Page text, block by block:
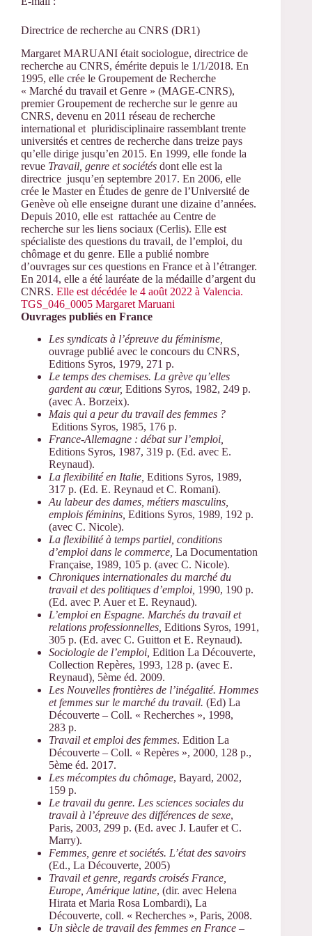
Directrice de recherche au CNRS (DR1)
Margaret MARUANI était sociologue, directrice de
recherche au CNRS, émérite depuis le 1/1/2018. En
1995, elle crée le Groupement de Recherche
« Marché du travail et Genre » (MAGE-CNRS),
premier Groupement de recherche sur le genre au
CNRS, devenu en 2011 réseau de recherche
international et pluridisciplinaire rassemblant trente
universités et centres de recherche dans treize pays
qu’elle dirige jusqu’en 2015. En 1999, elle fonde la
revue Travail, genre et sociétés dont elle est la
directrice jusqu’en septembre 2017. En 2006, elle
crée le Master en Études de genre de l’Université de
Genève où elle enseigne durant une dizaine d’années.
Depuis 2010, elle est rattachée au Centre de
recherche sur les liens sociaux (Cerlis). Elle est
spécialiste des questions du travail, de l’emploi, du
chômage et du genre. Elle a publié nombre
d’ouvrages sur ces questions en France et à l’étranger.
En 2014, elle a été lauréate de la médaille d’argent du
CNRS. Elle est décédée le 4 août 2022 à Valencia.
TGS_046_0005 Margaret Maruani
Ouvrages publiés en France
Les syndicats à l’épreuve du féminisme,
ouvrage publié avec le concours du CNRS,
Editions Syros, 1979, 271 p.
Le temps des chemises. La grève qu’elles
gardent au cœur, Editions Syros, 1982, 249 p.
(avec A. Borzeix).
Mais qui a peur du travail des femmes ?
Editions Syros, 1985, 176 p.
France-Allemagne : débat sur l’emploi,
Editions Syros, 1987, 319 p. (Ed. avec E.
Reynaud).
La flexibilité en Italie, Editions Syros, 1989,
317 p. (Ed. E. Reynaud et C. Romani).
Au labeur des dames, métiers masculins,
emplois féminins, Editions Syros, 1989, 192 p.
(avec C. Nicole).
La flexibilité à temps partiel, conditions
d’emploi dans le commerce, La Documentation
Française, 1989, 105 p. (avec C. Nicole).
Chroniques internationales du marché du
travail et des politiques d’emploi, 1990, 190 p.
(Ed. avec P. Auer et E. Reynaud).
L’emploi en Espagne. Marchés du travail et
relations professionnelles, Editions Syros, 1991,
305 p. (Ed. avec C. Guitton et E. Reynaud).
Sociologie de l’emploi, Edition La Découverte,
Collection Repères, 1993, 128 p. (avec E.
Reynaud), 5ème éd. 2009.
Les Nouvelles frontières de l’inégalité. Hommes
et femmes sur le marché du travail. (Ed) La
Découverte – Coll. « Recherches », 1998,
283 p.
Travail et emploi des femmes. Edition La
Découverte – Coll. « Repères », 2000, 128 p.,
5ème éd. 2017.
Les mécomptes du chômage, Bayard, 2002,
159 p.
Le travail du genre. Les sciences sociales du
travail à l’épreuve des différences de sexe,
Paris, 2003, 299 p. (Ed. avec J. Laufer et C.
Marry).
Femmes, genre et sociétés. L’état des savoirs
(Ed., La Découverte, 2005)
Travail et genre, regards croisés France,
Europe, Amérique latine, (dir. avec Helena
Hirata et Maria Rosa Lombardi), La
Découverte, coll. « Recherches », Paris, 2008.
Un siècle de travail des femmes en France –